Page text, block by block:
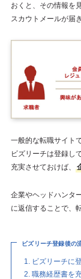
おくと、その情報を
スカウトメールが届
一般的な転職サイト
ビズリーチは登録し
充実させておけば、
企業やヘッドハンタ
に返信することで、
ビズリーチ登録後の
ビズリーチに
職務経歴書を